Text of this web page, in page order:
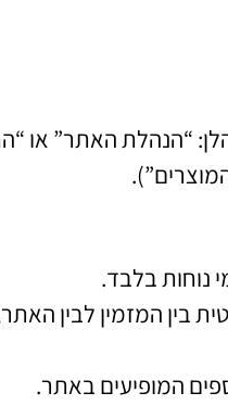
נוחות בלבד.
בין המזמין לבין
המופיעים באתר.